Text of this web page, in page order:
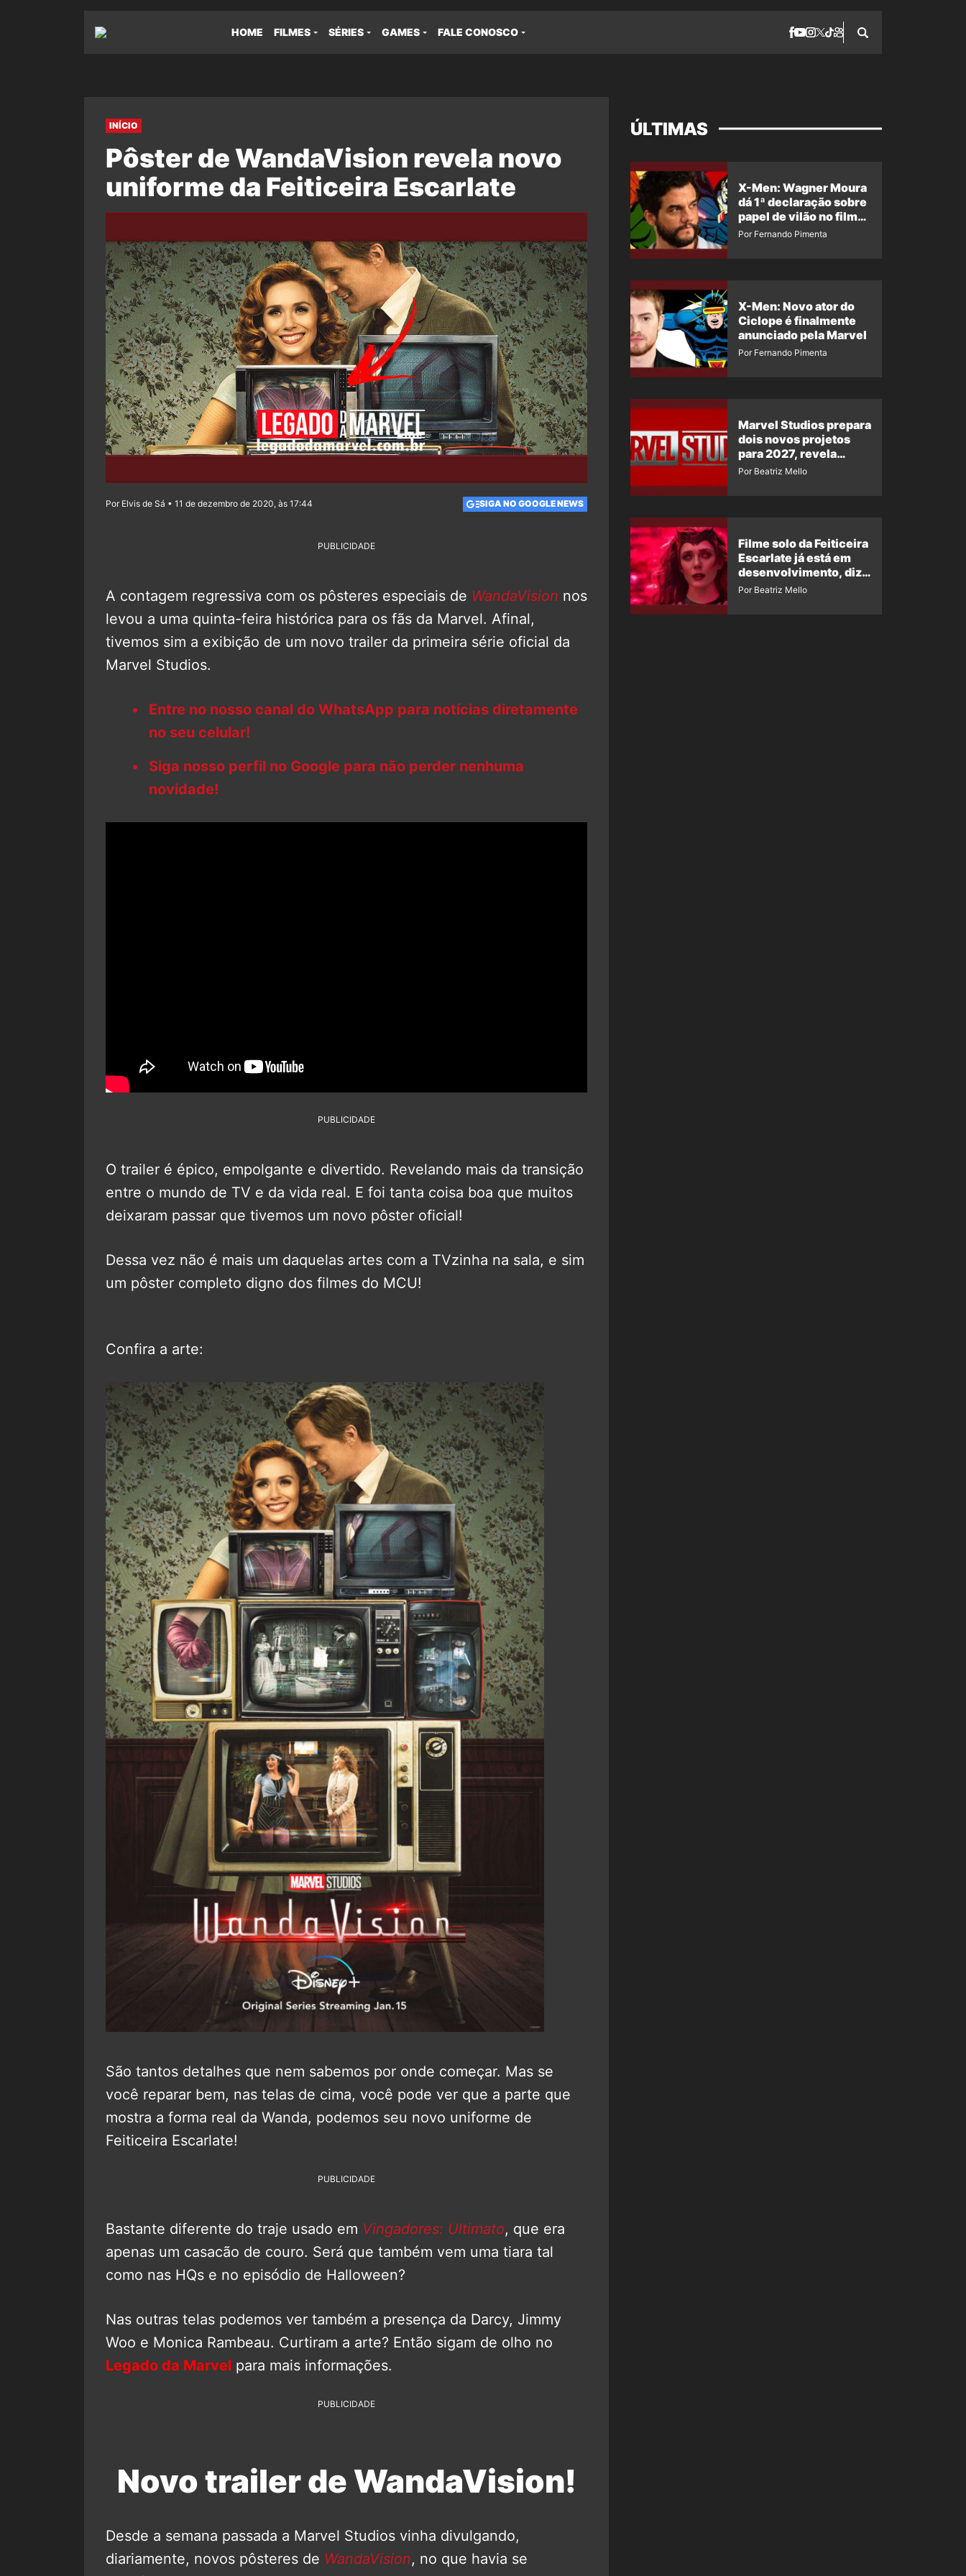
HOME FILMES SÉRIES GAMES FALE CONOSCO
INÍCIO
Pôster de WandaVision revela novo
uniforme da Feiticeira Escarlate
Por Elvis de Sá • 11 de dezembro de 2020, às 17:44 SIGA NO GOOGLE NEWS
PUBLICIDADE
A contagem regressiva com os pôsteres especiais de WandaVision nos
levou a uma quinta-feira histórica para os fãs da Marvel. Afinal,
tivemos sim a exibição de um novo trailer da primeira série oficial da
Marvel Studios.
Entre no nosso canal do WhatsApp para notícias diretamente
no seu celular!
Siga nosso perfil no Google para não perder nenhuma
novidade!
PUBLICIDADE
O trailer é épico, empolgante e divertido. Revelando mais da transição
entre o mundo de TV e da vida real. E foi tanta coisa boa que muitos
deixaram passar que tivemos um novo pôster oficial!
Dessa vez não é mais um daquelas artes com a TVzinha na sala, e sim
um pôster completo digno dos filmes do MCU!
Confira a arte:
São tantos detalhes que nem sabemos por onde começar. Mas se
você reparar bem, nas telas de cima, você pode ver que a parte que
mostra a forma real da Wanda, podemos seu novo uniforme de
Feiticeira Escarlate!
PUBLICIDADE
Bastante diferente do traje usado em Vingadores: Ultimato, que era
apenas um casacão de couro. Será que também vem uma tiara tal
como nas HQs e no episódio de Halloween?
Nas outras telas podemos ver também a presença da Darcy, Jimmy
Woo e Monica Rambeau. Curtiram a arte? Então sigam de olho no
Legado da Marvel para mais informações.
PUBLICIDADE
Novo trailer de WandaVision!
Desde a semana passada a Marvel Studios vinha divulgando,
diariamente, novos pôsteres de WandaVision, no que havia se
ÚLTIMAS
X-Men: Wagner Moura
dá 1ª declaração sobre
papel de vilão no filme
da Marvel
Por Fernando Pimenta
X-Men: Novo ator do
Ciclope é finalmente
anunciado pela Marvel
Por Fernando Pimenta
Marvel Studios prepara
dois novos projetos
para 2027, revela
insider
Por Beatriz Mello
Filme solo da Feiticeira
Escarlate já está em
desenvolvimento, diz
insider
Por Beatriz Mello